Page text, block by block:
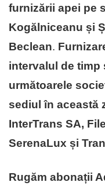
furnizării apei pe
Kogălniceanu și
Beclean.
intervalul de timp
următoarele
sediul în această
InterTrans SA,
SerenaLux și
Rugăm abonații